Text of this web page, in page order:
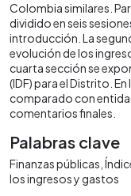
Colombia similares.
dividido en seis
introducción. La
evolución de los
cuarta sección se
(IDF) para el Distrito.
comparado con
comentarios finales.
Palabras clave
Finanzas públicas
los ingresos y gastos